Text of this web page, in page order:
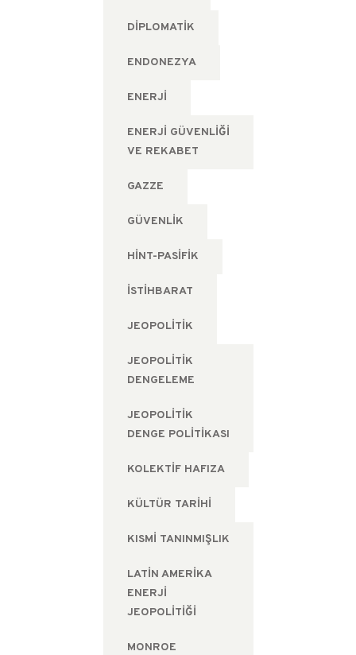
DIPLOMATIK
ENDONEZYA
ENERJI
ENERJI GÜVENLIĞI
VE REKABET
GAZZE
GÜVENLIK
HINT-PASIFIK
ISTIHBARAT
JEOPOLITIK
JEOPOLITIK
DENGELEME
JEOPOLITIK
DENGE POLITIKASI
KOLEKTIF HAFIZA
KÜLTÜR TARIHI
KISMI TANINMIŞLIK
LATIN AMERIKA
ENERJI
JEOPOLITIĞI
MONROE